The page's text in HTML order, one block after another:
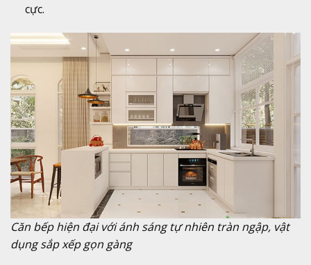
cực.
Căn bếp hiện đại với ánh sáng tự nhiên tràn ngập, vật
dụng sắp xếp gọn gàng